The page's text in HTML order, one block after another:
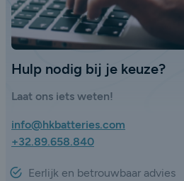
Hulp nodig bij je keuze?
Laat ons iets weten!
info@hkbatteries.com
+32.89.658.840
Eerlijk en betrouwbaar advies